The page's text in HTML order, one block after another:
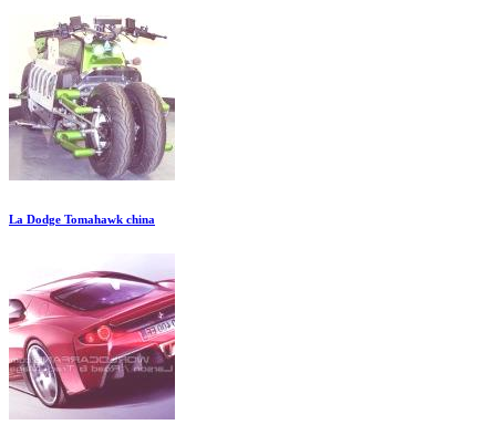
La Dodge Tomahawk china